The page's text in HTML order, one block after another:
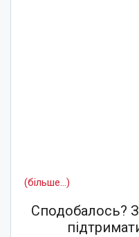
(більше…)
Сподобалось?